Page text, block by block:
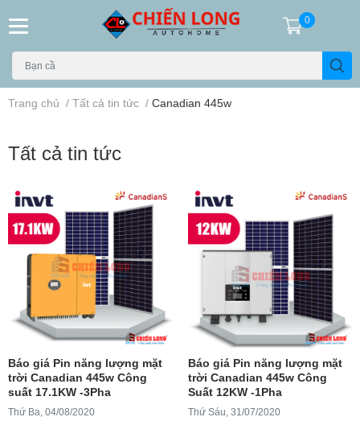
0
Trang chủ / Tất cả tin tức / Canadian 445w
Tất cả tin tức
Báo giá Pin năng lượng mặt
trời Canadian 445w Công
suất 17.1KW -3Pha
Thứ Ba, 04/08/2020
Báo giá Pin năng lượng mặt
trời Canadian 445w Công
Suất 12KW -1Pha
Thứ Sáu, 31/07/2020